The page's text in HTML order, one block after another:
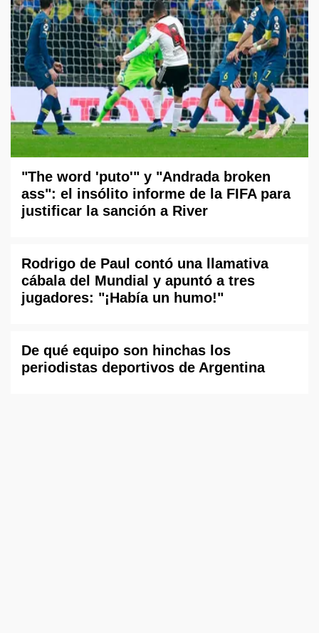
"The word 'puto'" y "Andrada broken
ass": el insólito informe de la FIFA para
justificar la sanción a River
Rodrigo de Paul contó una llamativa
cábala del Mundial y apuntó a tres
jugadores: "¡Había un humo!"
De qué equipo son hinchas los
periodistas deportivos de Argentina